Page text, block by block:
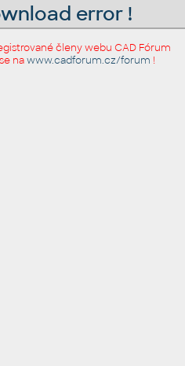
error !
členy webu CAD Fórum
nawww.cadforum.cz/forum !